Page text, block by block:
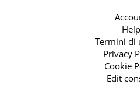
Help
Termini di
Privacy
Cookie
Edit